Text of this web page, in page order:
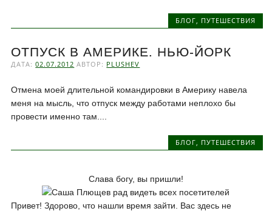
БЛОГ ПУТЕШЕСТВИЯ
ОТПУСК В АМЕРИКЕ. НЬЮ-ЙОРК
ДАТА:02.07.2012 АВТОР: PLUSHEV
Отмена моей длительной командировки в Америку навела
меня на мысль, что отпуск между работами неплохо бы
провести именно там....
БЛОГ, ПУТЕШЕСТВИЯ
Слава богу, вы пришли!
Привет! Здорово, что нашли время зайти. Вас здесь не